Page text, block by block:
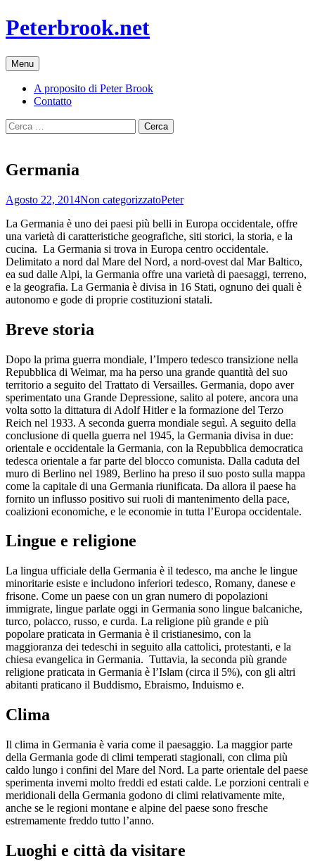
Vai
al
Peterbrook.net
Menu
A proposito di Peter Brook
Contatto
Ricerca
per:
Germania
Agosto 22, 2014Non categorizzatoPeter
La Germania è uno dei paesi più belli in Europa occidentale, offre
una varietà di caratteristiche geografiche, siti storici, la storia, e la
cucina. La Germania si trova in Europa centro occidentale.
Delimitato a nord dal Mare del Nord, a nord-ovest dal Mar Baltico,
ea sud dalle Alpi, la Germania offre una varietà di paesaggi, terreno,
e la geografia. La Germania è divisa in 16 Stati, ognuno dei quali è
autonomo e gode di proprie costituzioni statali.
Breve storia
Dopo la prima guerra mondiale, l’Impero tedesco transizione nella
Repubblica di Weimar, ma ha perso una grande quantità del suo
territorio a seguito del Trattato di Versailles. Germania, dopo aver
sperimentato una Grande Depressione, salito al potere, ancora una
volta sotto la dittatura di Adolf Hitler e la formazione del Terzo
Reich nel 1933. A seconda guerra mondiale seguì. A seguito della
conclusione di quella guerra nel 1945, la Germania divisa in due:
orientale e occidentale la Germania, con la Repubblica democratica
tedesca orientale a far parte del blocco comunista. Dalla caduta del
muro di Berlino nel 1989, Berlino ha preso il suo posto sulla mappa
come la capitale di una Germania riunificata. Da allora il paese ha
fornito un influsso positivo sui ruoli di mantenimento della pace,
coalizioni economiche, e le economie in tutta l’Europa occidentale.
Lingue e religione
La lingua ufficiale della Germania è il tedesco, ma anche le lingue
minoritarie esiste e includono inferiori tedesco, Romany, danese e
frisone. Come un paese con un gran numero di popolazioni
immigrate, lingue parlate oggi in Germania sono lingue balcaniche,
turco, polacco, russo, e curda. La religione più grande e più
popolare praticata in Germania è il cristianesimo, con la
maggioranza dei tedeschi in seguito alla cattolici, protestanti, e la
chiesa evangelica in Germania. Tuttavia, la seconda più grande
religione praticata in Germania è l’Islam (circa il 5%), con gli altri
abitanti praticano il Buddismo, Ebraismo, Induismo e.
Clima
Il clima in Germania è varia come il paesaggio. La maggior parte
della Germania gode di climi temperati stagionali, con clima più
caldo lungo i confini del Mare del Nord. La parte orientale del paese
sperimenta inverni molto freddi ed estati calde. Le porzioni centrali e
meridionali della Germania godono di climi relativamente mite,
anche se le regioni montane e alpine del paese sono fresche
estremamente freddo tutto l’anno.
Luoghi e città da visitare